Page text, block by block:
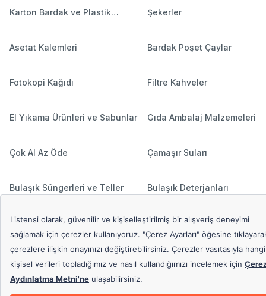
Karton Bardak ve Plastik
Şekerler
Asetat Kalemleri Bardak Poşet Çaylar
Fotokopi Kağıdı Filtre Kahveler
El Yıkama Ürünleri ve Sabunlar Gıda Ambalaj Malzemeleri
Çok Al Az Öde Çamaşır Suları
Bulaşık Süngerleri ve Teller Bulaşık Deterjanları
Hediyeli Ürünler Çamaşır Deterjanları
Popüler Aramalar